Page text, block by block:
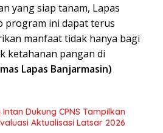
yang siap tanam, Lapas
program ini dapat terus
manfaat tidak hanya bagi
ketahanan pangan di
Lapas Banjarmasin)
Dukung CPNS Tampilkan
Aktualisasi Latsar 2026